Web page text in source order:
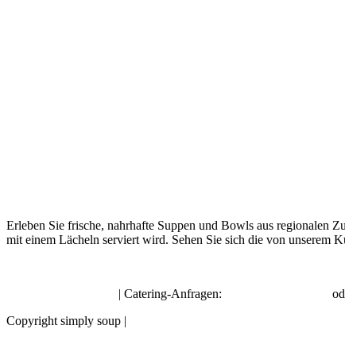
Erleben Sie frische, nahrhafte Suppen und Bowls aus regionalen
mit einem Lächeln serviert wird. Sehen Sie sich die von unserem
| Catering-Anfragen:
Copyright simply soup |